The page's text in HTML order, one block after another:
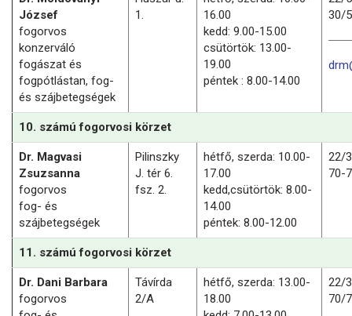
József
fogorvos
konzerváló
fogászat és
fogpótlástan, fog-
és szájbetegségek
1.
16.00
kedd: 9.00-15.00
csütörtök: 13.00-
19.00
péntek : 8.00-14.00
30/
10. számú fogorvosi körzet
Dr. Magvasi
Zsuzsanna
fogorvos
fog- és
szájbetegségek
Pilinszky
J. tér 6.
fsz. 2.
hétfő, szerda: 10.00-
17.00
kedd,csütörtök: 8.00-
14.00
péntek: 8.00-12.00
22/
70-
11. számú fogorvosi körzet
Dr. Dani Barbara
fogorvos
Távírda
2/A
hétfő, szerda: 13.00-
18.00
22/
70/